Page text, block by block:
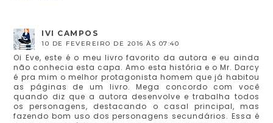
IVI CAMPOS
10 DE FEVEREIRO DE 2016 ÀS 07:40
Oi Eve, este é o meu livro favorito da autora e eu ainda
não conhecia esta capa. Amo esta história e o Mr. Darcy
é pra mim o melhor protagonista homem que já habitou
as páginas de um livro. Mega concordo com você
quando diz que a autora desenvolve e trabalha todos
os personagens, destacando o casal principal, mas
fazendo bom uso dos personagens secundários. Essa é